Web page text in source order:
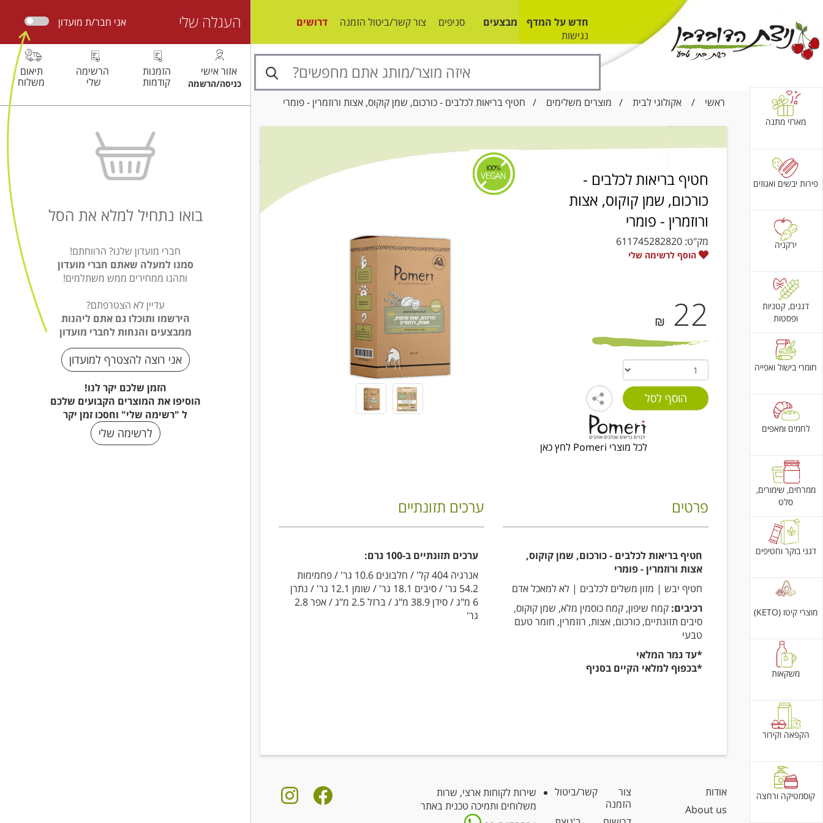
חדש על המדף מבצעים סניפים צור קשר/ביטול הזמנה
דרושים
נגישות
ראשי / אקולוגי לבית / מוצרים משלימים / חטיף בריאות לכלבים - כורכום, שמן קוקוס, אצות ורוזמרין - פומרי
מארזי מתנה
פירות יבשים ואגוזים
ירקניה
דגנים, קטניות
ופסטות
חומרי בישול ואפייה
לחמים ומאפים
ממרחים, שימורים,
סלט
דגני בוקר וחטיפים
מוצרי קיטו (KETO)
משקאות
הקפאה וקירור
קוסמטיקה ורחצה
חטיף בריאות לכלבים -
כורכום, שמן קוקוס, אצות
ורוזמרין - פומרי
מק"ט: 611745282820
הוסף לרשימה שלי
22
₪
לכל מוצרי Pomeri לחץ כאן
פרטים
חטיף בריאות לכלבים - כורכום, שמן קוקוס,
אצות ורוזמרין - פומרי
חטיף יבש | מזון משלים לכלבים | לא למאכל אדם
רכיבים: קמח שיפון, קמח כוסמין מלא, שמן קוקוס,
סיבים תזונתיים, כורכום, אצות, רוזמרין, חומר טעם
טבעי
*עד גמר המלאי
*בכפוף למלאי הקיים בסניף
ערכים תזונתיים
ערכים תזונתיים ב-100 גרם:
אנרגיה 404 קל' / חלבונים 10.6 גר' / פחמימות
54.2 גר' / סיבים 18.1 גר' / שומן 12.1 גר' / נתרן
6 מ"ג / סידן 38.9 מ"ג / ברזל 2.5 מ"ג / אפר 2.8
גר'
אודות
About us
צור קשר/ביטול
הזמנה
שירות לקוחות ארצי, שרות
משלוחים ותמיכה טכנית באתר